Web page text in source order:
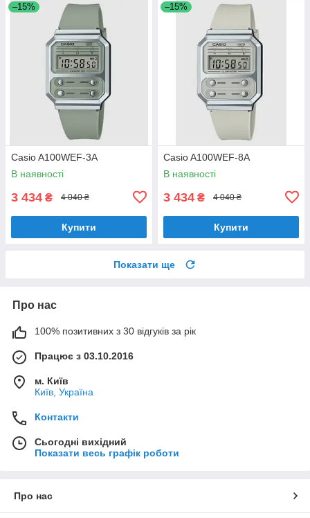
–15%
Casio A100WEF-3A
В наявності
3 434 ₴ 4 040 ₴
Купити
–15%
Casio A100WEF-8A
В наявності
3 434 ₴ 4 040 ₴
Купити
Показати ще
Про нас
100% позитивних з 30 відгуків за рік
Працює з 03.10.2016
м. Київ
Київ, Україна
Контакти
Сьогодні вихідний
Показати весь графік роботи
Про нас